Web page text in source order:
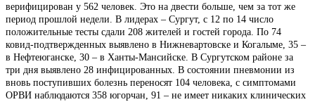
верифицирован у 562 человек. Это на двести больше, чем за тот же
период прошлой недели. В лидерах – Сургут, с 12 по 14 число
положительные тесты сдали 208 жителей и гостей города. По 74
ковид-подтвержденных выявлено в Нижневартовске и Когалыме, 35 –
в Нефтеюганске, 30 – в Ханты-Мансийске. В Сургутском районе за
три дня выявлено 28 инфицированных. В состоянии пневмонии из
вновь поступивших болезнь переносят 104 человека, с симптомами
ОРВИ наблюдаются 358 югорчан, 91 – не имеет никаких клинических